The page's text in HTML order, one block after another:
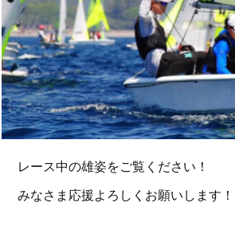
レース中の雄姿をご覧ください！
みなさま応援よろしくお願いします！